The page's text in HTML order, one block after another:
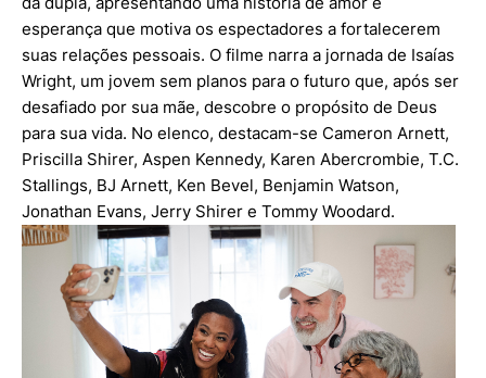
esperança que motiva os espectadores a fortalecerem
suas relações pessoais. O filme narra a jornada de Isaías
Wright, um jovem sem planos para o futuro que, após ser
desafiado por sua mãe, descobre o propósito de Deus
para sua vida. No elenco, destacam-se Cameron Arnett,
Priscilla Shirer, Aspen Kennedy, Karen Abercrombie, T.C.
Stallings, BJ Arnett, Ken Bevel, Benjamin Watson,
Jonathan Evans, Jerry Shirer e Tommy Woodard.